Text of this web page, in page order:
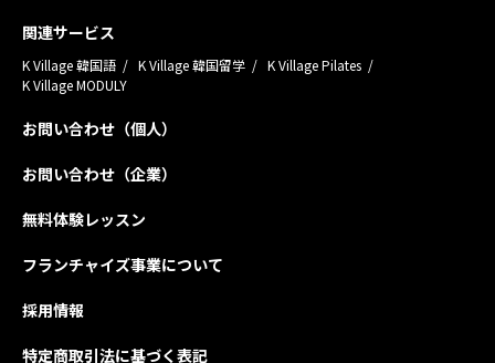
関連サービス
K Village 韓国語 K Village 韓国留学
K Village Pilates
K Village MODULY
お問い合わせ（個人）
お問い合わせ（企業）
無料体験レッスン
フランチャイズ事業について
採用情報
特定商取引法に基づく表記